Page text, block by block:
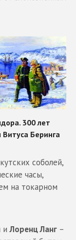
соболей,
часы,
на токарном
иЛоренц Ланг –